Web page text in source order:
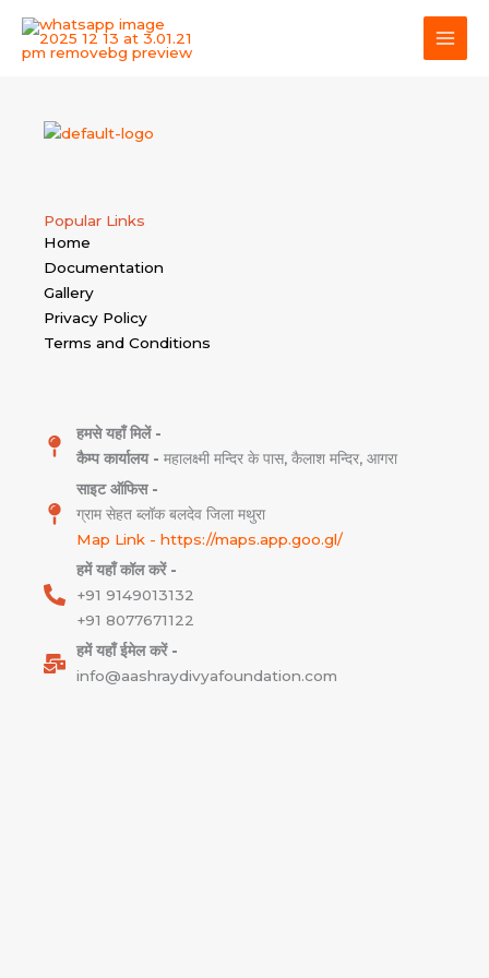
content
Popular Links
Home
Documentation
Gallery
Privacy Policy
Terms and Conditions
हमसे यहाँ मिलें -
कैम्प कार्यालय - महालक्ष्मी मन्दिर के पास, कैलाश मन्दिर, आगरा
साइट ऑफिस -
ग्राम सेहत ब्लॉक बलदेव जिला मथुरा
Map Link - https://maps.app.goo.gl/
हमें यहाँ कॉल करें -
+91 9149013132
+91 8077671122
हमें यहाँ ईमेल करें -
info@aashraydivyafoundation.com